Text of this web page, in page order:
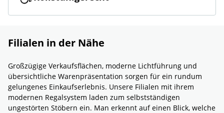
Filialen in der Nähe
Großzügige Verkaufsflächen, moderne Lichtführung und
übersichtliche Warenpräsentation sorgen für ein rundum
gelungenes Einkaufserlebnis. Unsere Filialen mit ihrem
modernen Regalsystem laden zum selbstständigen
ungestörten Stöbern ein. Man erkennt auf einen Blick, welche